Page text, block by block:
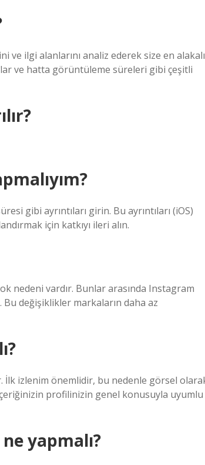
ilgi alanlarını analiz ederek size en alakalı
ve hatta görüntüleme süreleri gibi çeşitli
gibi ayrıntıları girin. Bu ayrıntıları (iOS)
için katkıyı ileri alın.
nedeni vardır. Bunlar arasında Instagram
Bu değişiklikler markaların daha az
İlk izlenim önemlidir, bu nedenle görsel
profilinizin genel konusuyla uyumlu
yapmalı?